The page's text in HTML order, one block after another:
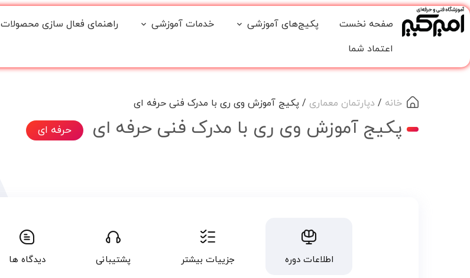
صفحه نخست پکیج‌های آموزشی خدمات آموزشی راهنمای فعال سازی محصولات
اعتماد شما
خانه / دپارتمان معماری / پکیج آموزش وی ری با مدرک فنی حرفه ای
پکیج آموزش وی ری با مدرک فنی حرفه ای حرفه ای
اطلاعات دوره جزییات بیشتر پشتیبانی دیدگاه ها